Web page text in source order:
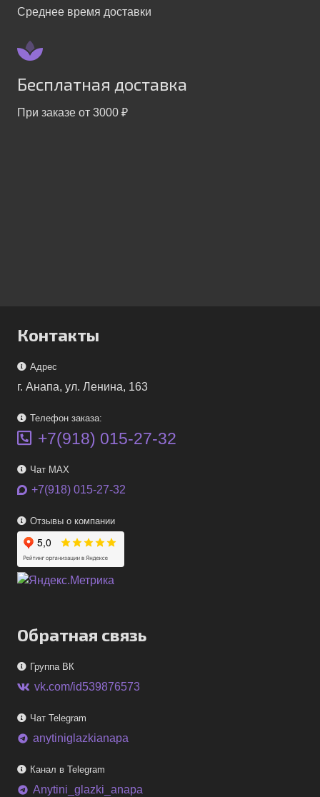
Среднее время доставки
Бесплатная доставка
При заказе от 3000 ₽
Контакты
Адрес
г. Анапа, ул. Ленина, 163
Телефон заказа:
+7(918) 015-27-32
Чат MAX
+7(918) 015-27-32
Отзывы о компании
Обратная связь
Группа ВК
vk.com/id539876573
Чат Telegram
telegram anytiniglazkianapa
Канал в Telegram
telegram Anytini_glazki_anapa